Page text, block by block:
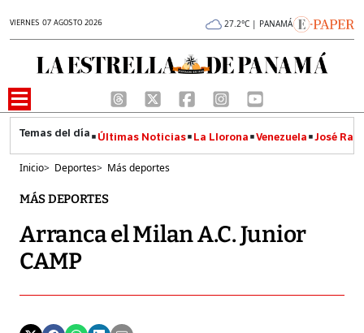
VIERNES 07 AGOSTO 2026 27.2°C | PANAMÁ
Últimas Noticias La Llorona Venezuela José
Inicio> Deportes> Más deportes
MÁS DEPORTES
Arranca el Milan A.C. Junior
CAMP